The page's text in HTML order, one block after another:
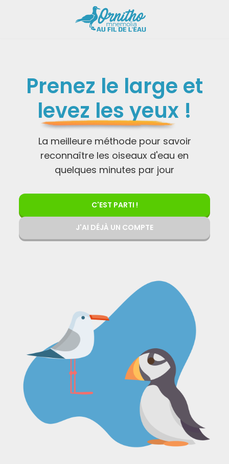
Prenez le large et
levez les yeux !
La meilleure méthode pour savoir
reconnaître les oiseaux d'eau en
quelques minutes par jour
C'EST PARTI !
J'AI DÉJÀ UN COMPTE